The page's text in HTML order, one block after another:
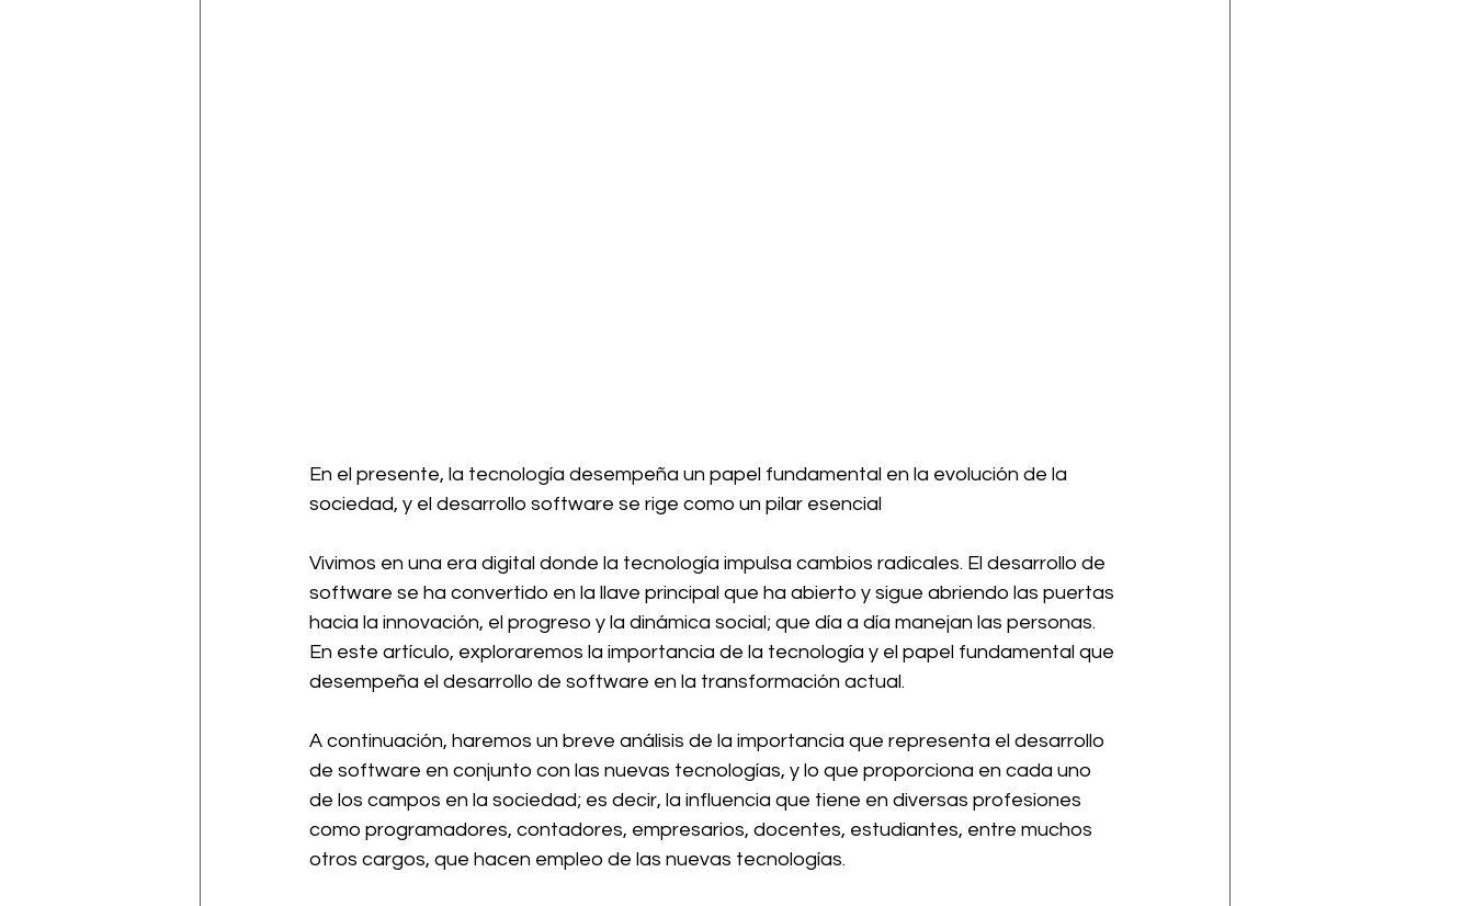
En el presente, la tecnología desempeña un papel fundamental en la evolución de la
sociedad, y el desarrollo software se rige como un pilar esencial
Vivimos en una era digital donde la tecnología impulsa cambios radicales. El desarrollo de
software se ha convertido en la llave principal que ha abierto y sigue abriendo las puertas
hacia la innovación, el progreso y la dinámica social; que día a día manejan las personas.
En este artículo, exploraremos la importancia de la tecnología y el papel fundamental que
desempeña el desarrollo de software en la transformación actual.
A continuación, haremos un breve análisis de la importancia que representa el desarrollo
de software en conjunto con las nuevas tecnologías, y lo que proporciona en cada uno
de los campos en la sociedad; es decir, la influencia que tiene en diversas profesiones
como programadores, contadores, empresarios, docentes, estudiantes, entre muchos
otros cargos, que hacen empleo de las nuevas tecnologías.